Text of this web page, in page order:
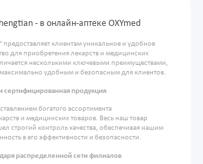
- в онлайн-аптеке OXYmed
клиентам уникальное и удобное
для приобретения лекарств и медицинских
несколькими ключевыми преимуществами,
удобным и безопасным для клиентов.
сертифицированная продукция
богатого ассортимента
и медицинских товаров. Весь наш товар
строгий контроль качества, обеспечивая нашим
в его эффективности и безопасности.
распределенной сети филиалов